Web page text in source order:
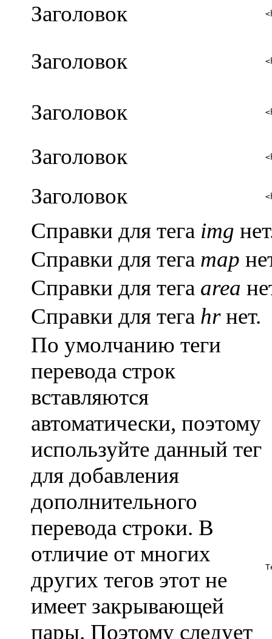
Заголовок
Заголовок
Заголовок
Заголовок
Заголовок
Справки для тега img
Справки для тега map
Справки для тега area
Справки для тега hrнет.
По умолчанию теги
перевода строк
вставляются
автоматически, поэтому
используйте данный тег
для добавления
дополнительного
перевода строки. В
отличие от многих
других тегов этот не
имеет закрывающей
пары. Поэтому следует